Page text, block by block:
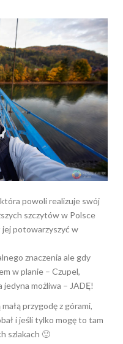
która powoli realizuje swój
szczytów w Polsce
jej potowarzyszyć w
znaczenia ale gdy
w planie – Czupel,
jedyna możliwa – JADĘ!
przygodę z górami,
i jeśli tylko mogę to tam
szlakach 🙂